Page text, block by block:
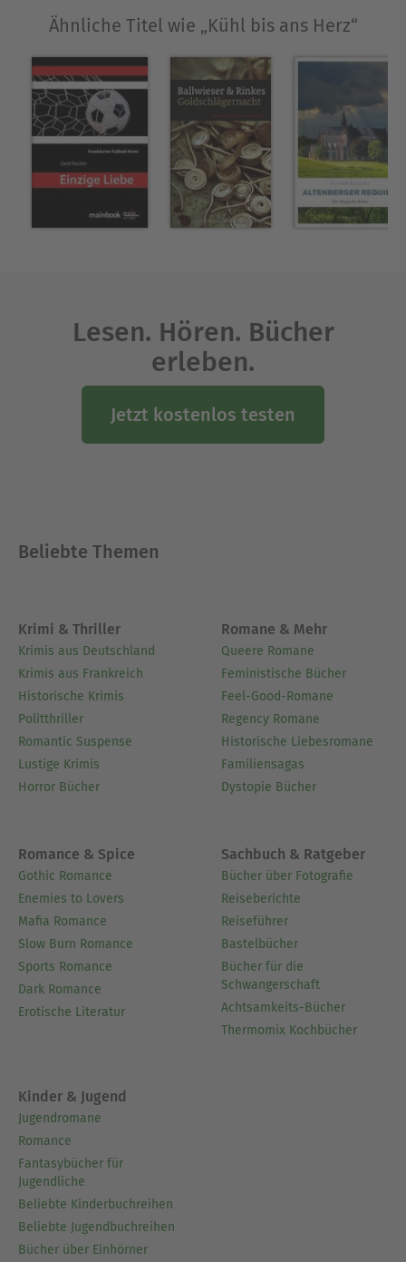
Ähnliche Titel wie „Kühl bis ans Herz“
Lesen. Hören. Bücher
erleben.
Jetzt kostenlos testen
Beliebte Themen
Krimi & Thriller
Krimis aus Deutschland
Krimis aus Frankreich
Historische Krimis
Politthriller
Romantic Suspense
Lustige Krimis
Horror Bücher
Romane & Mehr
Queere Romane
Feministische Bücher
Feel-Good-Romane
Regency Romane
Historische Liebesromane
Familiensagas
Dystopie Bücher
Romance & Spice
Gothic Romance
Enemies to Lovers
Mafia Romance
Slow Burn Romance
Sports Romance
Dark Romance
Erotische Literatur
Sachbuch & Ratgeber
Bücher über Fotografie
Reiseberichte
Reiseführer
Bastelbücher
Bücher für die
Schwangerschaft
Achtsamkeits-Bücher
Thermomix Kochbücher
Kinder & Jugend
Jugendromane
Romance
Fantasybücher für
Jugendliche
Beliebte Kinderbuchreihen
Beliebte Jugendbuchreihen
Bücher über Einhörner